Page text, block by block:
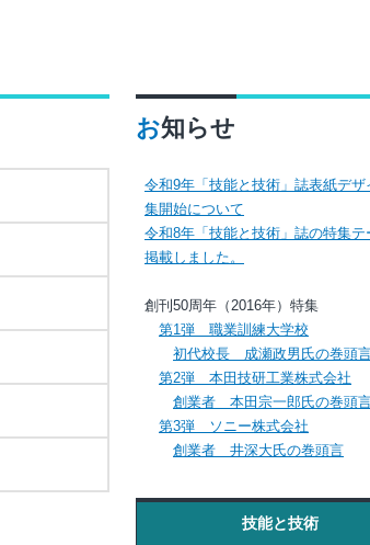
お知らせ
令和9年「技能と技術」誌表紙デザ
集開始について
令和8年「技能と技術」誌の特集テ
掲載しました。
創刊50周年（2016年）特集
第1弾 職業訓練大学校
初代校長 成瀬政男氏の巻頭
第2弾 本田技研工業株式会社
創業者 本田宗一郎氏の巻頭
第3弾 ソニー株式会社
創業者 井深大氏の巻頭言
技能と技術